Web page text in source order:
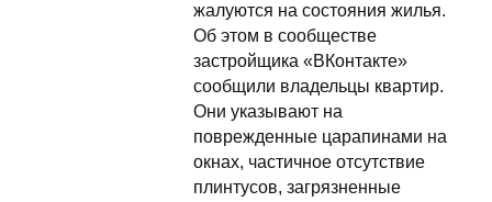
жалуются на состояния жилья.
Об этом в сообществе
застройщика «ВКонтакте»
сообщили владельцы квартир.
Они указывают на
поврежденные царапинами на
окнах, частичное отсутствие
плинтусов, загрязненные